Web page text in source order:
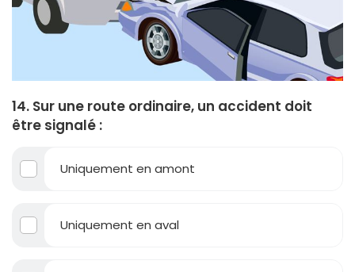
14. Sur une route ordinaire, un accident doit
être signalé :
Uniquement en amont
Uniquement en aval